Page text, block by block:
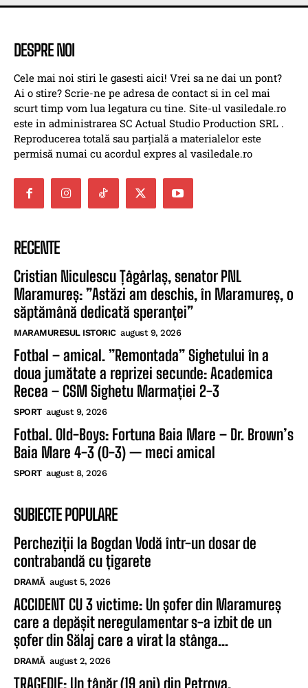
DESPRE NOI
Cele mai noi stiri le gasesti aici! Vrei sa ne dai un pont?
Ai o stire? Scrie-ne pe adresa de contact si in cel mai
scurt timp vom lua legatura cu tine. Site-ul vasiledale.ro
este in administrarea SC Actual Studio Production SRL .
Reproducerea totală sau parțială a materialelor este
permisă numai cu acordul expres al vasiledale.ro
RECENTE
Cristian Niculescu Țâgârlaș, senator PNL
Maramureș: ”Astăzi am deschis, în Maramureș, o
săptămână dedicată speranței”
MARAMURESUL ISTORIC august 9, 2026
Fotbal – amical. ”Remontada” Sighetului în a
doua jumătate a reprizei secunde: Academica
Recea – CSM Sighetu Marmației 2-3
SPORT august 9, 2026
Fotbal. Old-Boys: Fortuna Baia Mare – Dr. Brown’s
Baia Mare 4-3 (0-3) — meci amical
SPORT august 8, 2026
SUBIECTE POPULARE
Percheziții la Bogdan Vodă într-un dosar de
contrabandă cu țigarete
DRAMĂ august 5, 2026
ACCIDENT CU 3 victime: Un șofer din Maramureș
care a depășit neregulamentar s-a izbit de un
șofer din Sălaj care a virat la stânga...
DRAMĂ august 2, 2026
TRAGEDIE: Un tânăr (19 ani) din Petrova,